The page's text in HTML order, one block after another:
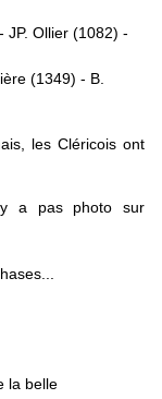
JP. Ollier (1082) -
(1349) - B.
les Cléricois ont
a pas photo sur
la belle